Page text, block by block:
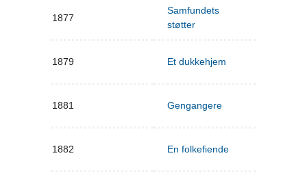
1877
Samfundets
støtter
1879 Et dukkehjem
1881 Gengangere
1882 En folkefiende